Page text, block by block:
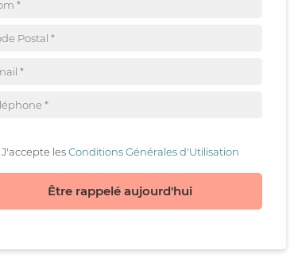
J'accepte lesConditions Générales d'Utilisation
Être rappelé aujourd'hui